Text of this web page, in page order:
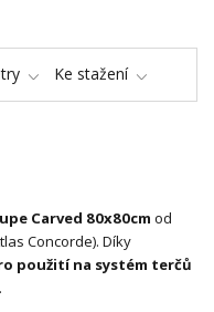
Ke stažení
Carved 80x80cm od
Concorde). Díky
použití na systém terčů